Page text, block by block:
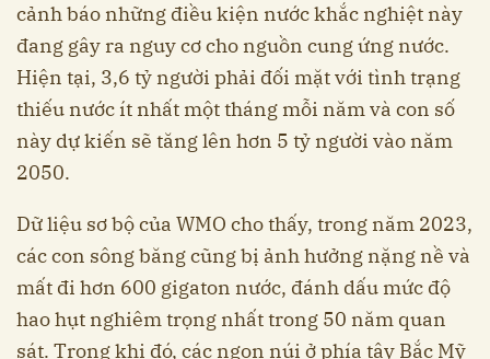
cảnh báo những điều kiện nước khắc nghiệt này
đang gây ra nguy cơ cho nguồn cung ứng nước.
Hiện tại, 3,6 tỷ người phải đối mặt với tình trạng
thiếu nước ít nhất một tháng mỗi năm và con số
này dự kiến sẽ tăng lên hơn 5 tỷ người vào năm
2050.
Dữ liệu sơ bộ của WMO cho thấy, trong năm 2023,
các con sông băng cũng bị ảnh hưởng nặng nề và
mất đi hơn 600 gigaton nước, đánh dấu mức độ
hao hụt nghiêm trọng nhất trong 50 năm quan
sát. Trong khi đó, các ngọn núi ở phía tây Bắc Mỹ